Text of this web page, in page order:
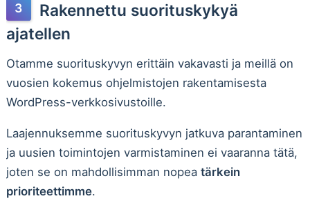
Rakennettu suorituskykyä
ajatellen
Otamme suorituskyvyn erittäin vakavasti ja meillä on
vuosien kokemus ohjelmistojen rakentamisesta
WordPress-verkkosivustoille.
Laajennuksemme suorituskyvyn jatkuva parantaminen
ja uusien toimintojen varmistaminen ei vaaranna tätä,
joten se on mahdollisimman nopea tärkein
prioriteettimme.